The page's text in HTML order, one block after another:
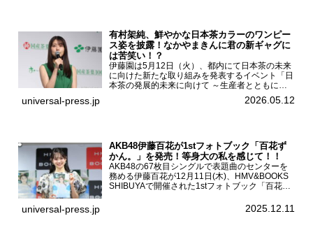
有村架純、鮮やかな日本茶カラーのワンピー
ス姿を披露！なかやまきんに君の新ギャグに
は苦笑い！？
伊藤園は5月12日（火）、都内にて日本茶の未来
に向けた新たな取り組みを発表するイベント「日
本茶の発展的未来に向けて ～生産者とともに。
日本茶を世界へ～」を開催。イベントには伊藤園
のCMキャラクターを務める有村架純、伊藤園よ
universal-press.jp 2026.05.12
AKB48伊藤百花が1stフォトブック「百花ず
かん。」を発売！等身大の私を感じて！！
AKB48の67枚目シングルで表題曲のセンターを
務める伊藤百花が12月11日(木)、HMV&BOOKS
SHIBUYAで開催された1stフォトブック「百花ず
した。AKB48伊藤百花1stフォトブッ...
universal-press.jp 2025.12.11